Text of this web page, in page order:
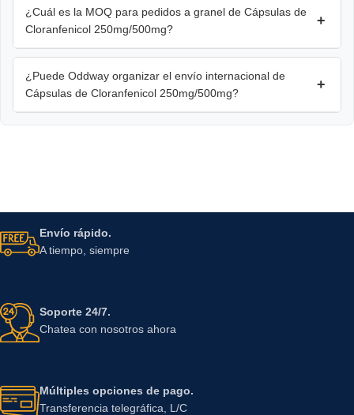
¿Cuál es la MOQ para pedidos a granel de Cápsulas de
Cloranfenicol 250mg/500mg?
+
¿Puede Oddway organizar el envío internacional de
Cápsulas de Cloranfenicol 250mg/500mg?
+
Envío rápido.
A tiempo, siempre
Soporte 24/7.
Chatea con nosotros ahora
Múltiples opciones de pago.
Transferencia telegráfica, L/C